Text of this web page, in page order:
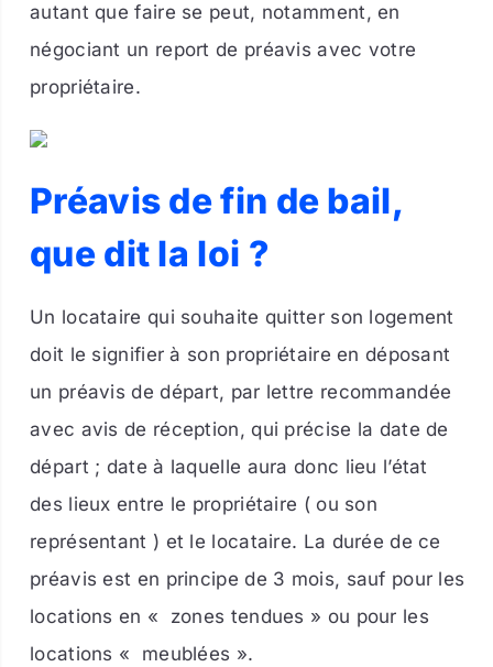
autant que faire se peut, notamment, en
négociant un report de préavis avec votre
propriétaire.
Préavis de fin de bail,
que dit la loi ?
Un locataire qui souhaite quitter son logement
doit le signifier à son propriétaire en déposant
un préavis de départ, par lettre recommandée
avec avis de réception, qui précise la date de
départ ; date à laquelle aura donc lieu l’état
des lieux entre le propriétaire ( ou son
représentant ) et le locataire. La durée de ce
préavis est en principe de 3 mois, sauf pour les
locations en « zones tendues » ou pour les
locations « meublées ».